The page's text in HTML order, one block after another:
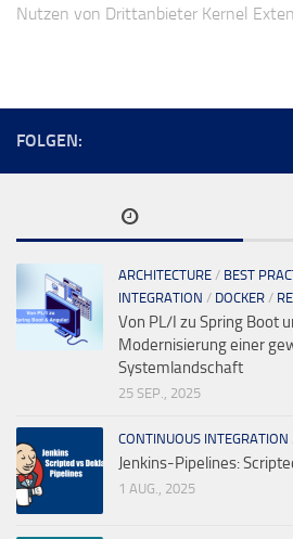
Nutzen von Drittanbieter Kernel
FOLGEN:
ARCHITECTURE / BEST
INTEGRATION / DOCKER /
Von PL/I zu Spring Boot
Modernisierung einer
Systemlandschaft
25 SEP., 2025
CONTINUOUS INTEGRATION
Jenkins-Pipelines:
1 AUG., 2025